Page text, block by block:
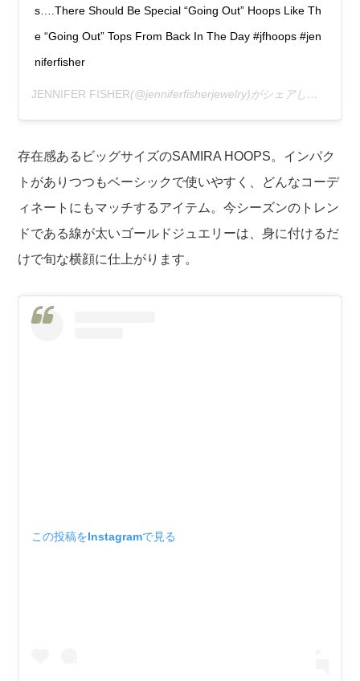
s….There Should Be Special “Going Out” Hoops Like Th
e “Going Out” Tops From Back In The Day #jfhoops #jen
niferfisher
JENNIFER FISHER(@jenniferfisherjewelry)がシェアした投稿 –
存在感あるビッグサイズのSAMIRA HOOPS。インパク
トがありつつもベーシックで使いやすく、どんなコーデ
ィネートにもマッチするアイテム。今シーズンのトレン
ドである線が太いゴールドジュエリーは、身に付けるだ
けで旬な横顔に仕上がります。
この投稿をInstagramで見る